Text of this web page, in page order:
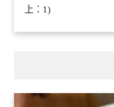
上：1)